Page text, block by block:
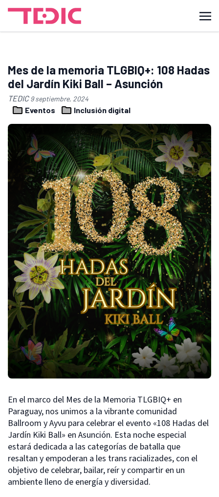
Mes de la memoria TLGBIQ+: 108 Hadas
del Jardín Kiki Ball – Asunción
TEDIC9 septiembre, 2024
Eventos Inclusión digital
En el marco del Mes de la Memoria TLGBIQ+ en
Paraguay, nos unimos a la vibrante comunidad
Ballroom y Ayvu para celebrar el evento «108 Hadas del
Jardín Kiki Ball» en Asunción. Esta noche especial
estará dedicada a las categorías de batalla que
resaltan y empoderan a les trans racializades, con el
objetivo de celebrar, bailar, reír y compartir en un
ambiente lleno de energía y diversidad.